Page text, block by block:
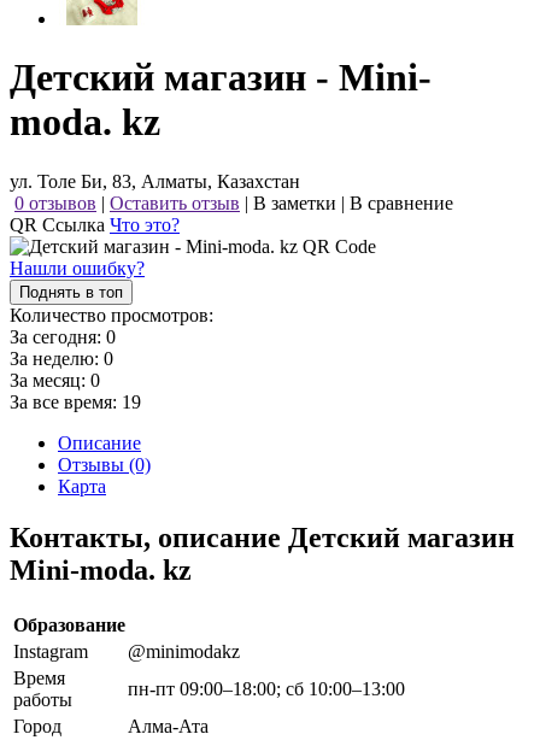
Детский магазин - Mini-
moda. kz
ул. Толе Би, 83, Алматы, Казахстан
0 отзывов | Оставить отзыв | В заметки | В сравнение
QR Ссылка Что это?
Нашли ошибку?
Поднять в топ
Количество просмотров:
За сегодня: 0
За неделю: 0
За месяц: 0
За все время: 19
Описание
Отзывы (0)
Карта
Контакты, описание Детский магазин
Mini-moda. kz
Образование
Instagram
@minimodakz
Время
работы
пн-пт 09:00–18:00; сб 10:00–13:00
Город
Алма-Ата